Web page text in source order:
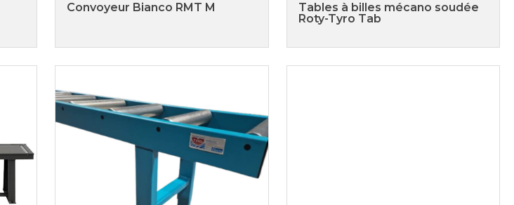
Convoyeur Bianco RMT M
Tables à billes mécano soudée
Roty-Tyro Tab